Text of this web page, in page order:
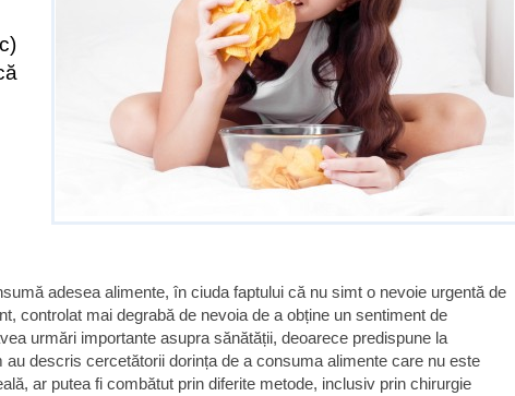
adesea alimente, în ciuda faptului că nu simt o nevoie urgentă de
controlat mai degrabă de nevoia de a obține un sentiment de
urmări importante asupra sănătății, deoarece predispune la
au descris cercetătorii dorința de a consuma alimente care nu este
ar putea fi combătut prin diferite metode, inclusiv prin chirurgie